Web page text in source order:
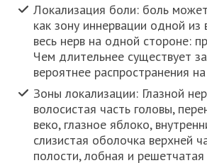
Локализация боли: боль
как зону иннервации одной из
весь нерв на одной стороне:
Чем длительнее существует
вероятнее распространения
Зоны локализации: Глазной
волосистая часть головы,
веко, глазное яблоко,
слизистая оболочка верхней
полости, лобная и решетчатая